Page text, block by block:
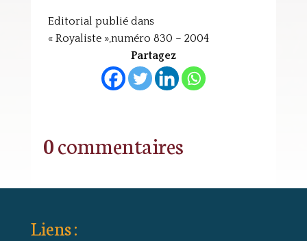
Editorial publié dans
« Royaliste »,numéro 830 – 2004
Partagez
0 commentaires
Liens :